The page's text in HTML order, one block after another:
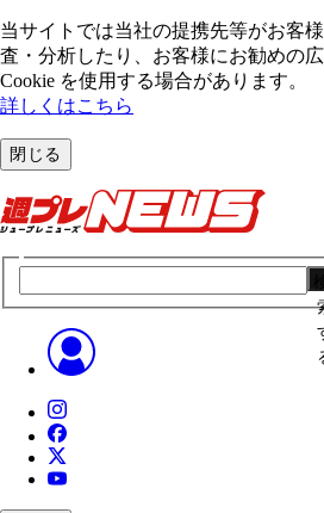
当サイトでは当社の提携先等がお客
査・分析したり、お客様にお勧めの
Cookie を使⽤する場合があります。
詳しくはこちら
閉じる